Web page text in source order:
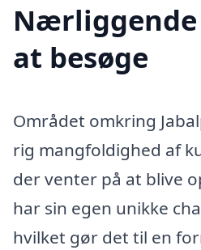
at besøge
Området omkring
rig mangfoldighed af
der venter på at blive
har sin egen unikke
hvilket gør det til en